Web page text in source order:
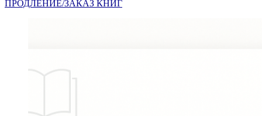
ПРОДЛЕНИЕ/ЗАКАЗ КНИГ